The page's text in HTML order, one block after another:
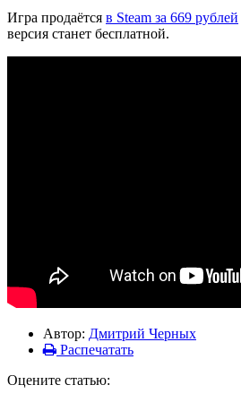
Игра продаётся в Steam за 669 рублей
версия станет бесплатной.
Автор: Дмитрий Черных
Распечатать
Оцените статью: